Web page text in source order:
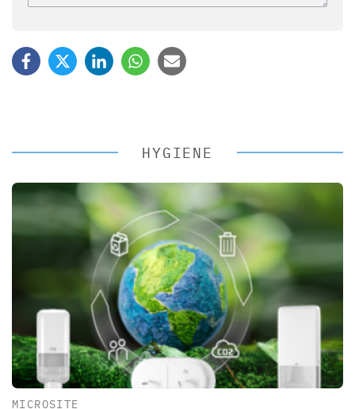
HYGIENE
MICROSITE